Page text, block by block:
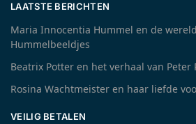
LAATSTE BERICHTEN
Maria Innocentia Hummel en de
Hummelbeeldjes
Beatrix Potter en het verhaal van Peter
Rosina Wachtmeister en haar liefde
VEILIG BETALEN